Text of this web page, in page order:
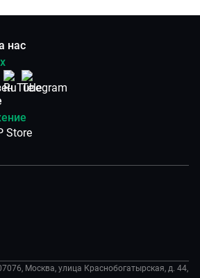
нас
Москва, улица Краснобогатырская, д. 44,